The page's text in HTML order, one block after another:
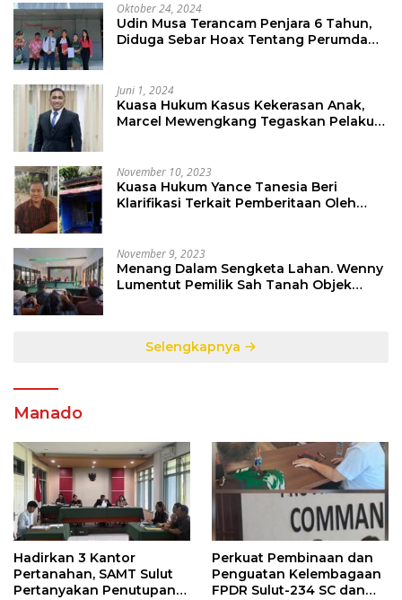
Oktober 24, 2024
Udin Musa Terancam Penjara 6 Tahun,
Diduga Sebar Hoax Tentang Perumda
Juni 1, 2024
Kuasa Hukum Kasus Kekerasan Anak,
Marcel Mewengkang Tegaskan Pelaku
November 10, 2023
Kuasa Hukum Yance Tanesia Beri
Klarifikasi Terkait Pemberitaan Oleh
November 9, 2023
Menang Dalam Sengketa Lahan. Wenny
Lumentut Pemilik Sah Tanah Objek
Selengkapnya
Manado
Hadirkan 3 Kantor
Pertanahan, SAMT Sulut
Pertanyakan Penutupan
Perkuat Pembinaan dan
Penguatan Kelembagaan
FPDR Sulut-234 SC dan